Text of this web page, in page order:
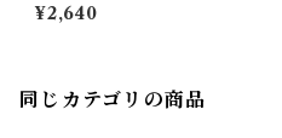
¥2,640
同じカテゴリの商品